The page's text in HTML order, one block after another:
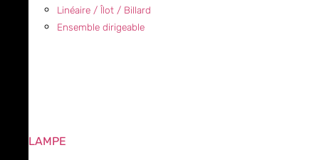
Linéaire / Îlot / Billard
Ensemble dirigeable
LAMPE